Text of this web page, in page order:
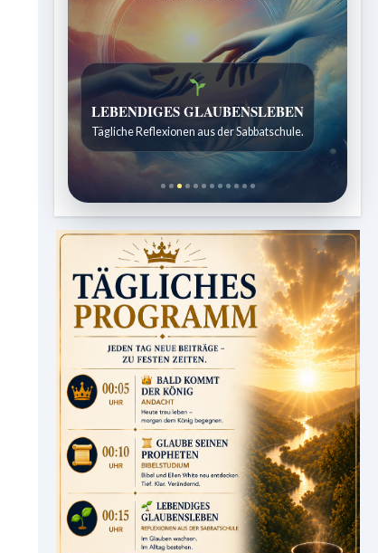
LEBENDIGES GLAUBENSLEBEN
Tägliche Reflexionen aus der Sabbatschule.